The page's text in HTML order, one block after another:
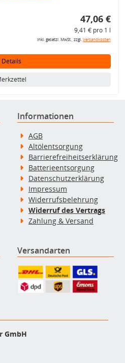
47,06 €
9,41 € pro 1 l
inkl. gesetzl. MwSt., zzgl.Versandkosten
Details
Informationen
AGB
Altölentsorgung
Barrierefreiheitserklärung
Batterieentsorgung
Datenschutzerklärung
Impressum
Widerrufsbelehrung
Widerruf des Vertrags
Zahlung & Versand
Versandarten
GmbH